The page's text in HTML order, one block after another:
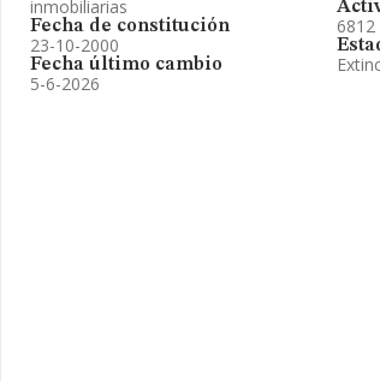
inmobiliarias
Fecha de constitución
23-10-2000
Fecha último cambio
5-6-2026